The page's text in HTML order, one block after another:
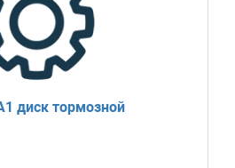
диск тормозной